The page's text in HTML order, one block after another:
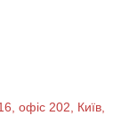
офіс 202, Київ,